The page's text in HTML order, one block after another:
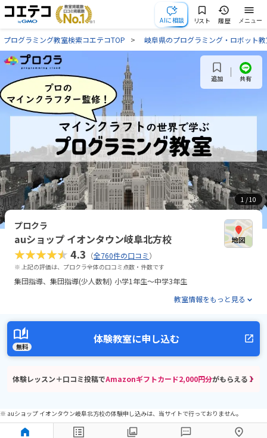
AIに相談 リスト 履歴 メニュー
プログラミング教室検索コエテコTOP 岐阜県のプログラミング・ロボット
1 / 10
追加 共有
プロクラ
auショップ イオンタウン岐阜北方校
★★★★★4.3 （全760件の口コミ）
※ 上記の評価は、プロクラ全体の口コミ点数・件数です
集団指導 集団指導(少人数制) 小学1年生～中学3年生
教室情報をもっと見る
無料
体験教室に申し込む
体験レッスン＋口コミ投稿でAmazonギフトカード2,000円分がもらえる！
※ auショップ イオンタウン岐阜北方校の体験申し込みは、当サイトで行っておりません。